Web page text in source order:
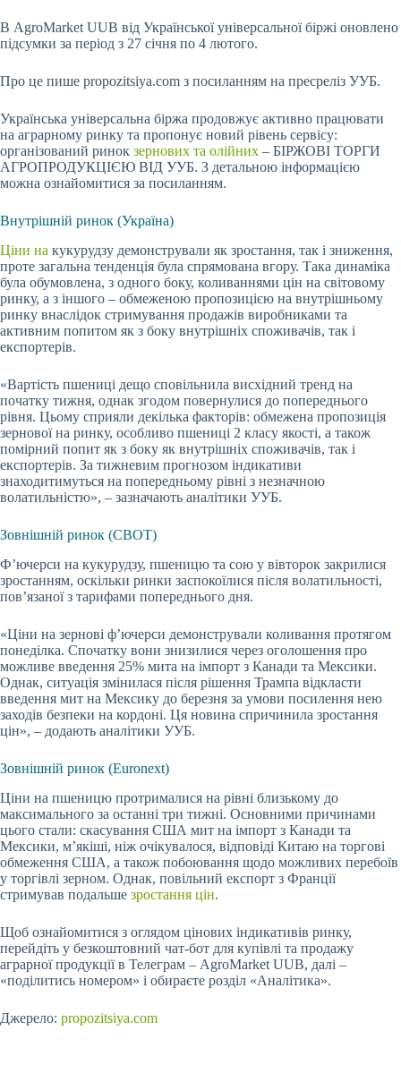
В AgroMarket UUB від Української універсальної біржі оновлено
підсумки за період з 27 січня по 4 лютого.
Про це пише propozitsiya.com з посиланням на пресреліз УУБ.
Українська універсальна біржа продовжує активно працювати
на аграрному ринку та пропонує новий рівень сервісу:
організований ринок зернових та олійних – БІРЖОВІ ТОРГИ
АГРОПРОДУКЦІЄЮ ВІД УУБ. З детальною інформацією
можна ознайомитися за посиланням.
Внутрішній ринок (Україна)
Ціни на кукурудзу демонстрували як зростання, так і зниження,
проте загальна тенденція була спрямована вгору. Така динаміка
була обумовлена, з одного боку, коливаннями цін на світовому
ринку, а з іншого – обмеженою пропозицією на внутрішньому
ринку внаслідок стримування продажів виробниками та
активним попитом як з боку внутрішніх споживачів, так і
експортерів.
«Вартість пшениці дещо сповільнила висхідний тренд на
початку тижня, однак згодом повернулися до попереднього
рівня. Цьому сприяли декілька факторів: обмежена пропозиція
зернової на ринку, особливо пшениці 2 класу якості, а також
помірний попит як з боку як внутрішніх споживачів, так і
експортерів. За тижневим прогнозом індикативи
знаходитимуться на попередньому рівні з незначною
волатильністю», – зазначають аналітики УУБ.
Зовнішній ринок (СВОТ)
Ф’ючерси на кукурудзу, пшеницю та сою у вівторок закрилися
зростанням, оскільки ринки заспокоїлися після волатильності,
пов’язаної з тарифами попереднього дня.
«Ціни на зернові ф’ючерси демонстрували коливання протягом
понеділка. Спочатку вони знизилися через оголошення про
можливе введення 25% мита на імпорт з Канади та Мексики.
Однак, ситуація змінилася після рішення Трампа відкласти
введення мит на Мексику до березня за умови посилення нею
заходів безпеки на кордоні. Ця новина спричинила зростання
цін», – додають аналітики УУБ.
Зовнішній ринок (Euronext)
Ціни на пшеницю протрималися на рівні близькому до
максимального за останні три тижні. Основними причинами
цього стали: скасування США мит на імпорт з Канади та
Мексики, м’якіші, ніж очікувалося, відповіді Китаю на торгові
обмеження США, а також побоювання щодо можливих перебоїв
у торгівлі зерном. Однак, повільний експорт з Франції
стримував подальше зростання цін.
Щоб ознайомитися з оглядом цінових індикативів ринку,
перейдіть у безкоштовний чат-бот для купівлі та продажу
аграрної продукції в Телеграм – AgroMarket UUB, далі –
«поділитись номером» і обираєте розділ «Аналітика».
Джерело: propozitsiya.com